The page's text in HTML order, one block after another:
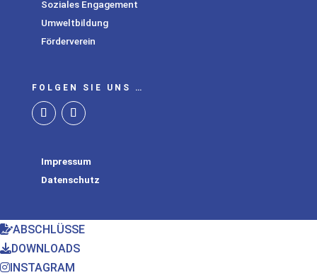
Soziales Engagement
Umweltbildung
Förderverein
FOLGEN SIE UNS …
Impressum
Datenschutz
ABSCHLÜSSE
DOWNLOADS
INSTAGRAM